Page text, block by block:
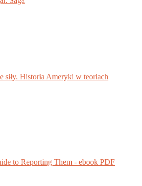
siły. Historia Ameryki w teoriach
to Reporting Them - ebook PDF